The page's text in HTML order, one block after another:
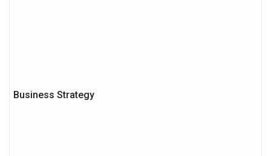
Business Strategy